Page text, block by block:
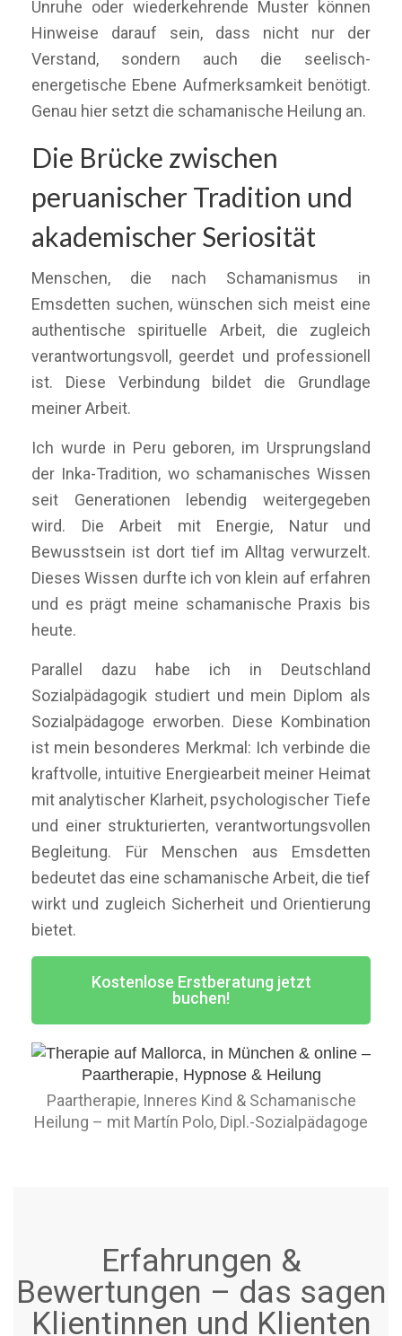
Unruhe oder wiederkehrende Muster können
Hinweise darauf sein, dass nicht nur der
Verstand, sondern auch die seelisch-
energetische Ebene Aufmerksamkeit benötigt.
Genau hier setzt die schamanische Heilung an.
Die Brücke zwischen
peruanischer Tradition und
akademischer Seriosität
Menschen, die nach Schamanismus in
Emsdetten suchen, wünschen sich meist eine
authentische spirituelle Arbeit, die zugleich
verantwortungsvoll, geerdet und professionell
ist. Diese Verbindung bildet die Grundlage
meiner Arbeit.
Ich wurde in Peru geboren, im Ursprungsland
der Inka-Tradition, wo schamanisches Wissen
seit Generationen lebendig weitergegeben
wird. Die Arbeit mit Energie, Natur und
Bewusstsein ist dort tief im Alltag verwurzelt.
Dieses Wissen durfte ich von klein auf erfahren
und es prägt meine schamanische Praxis bis
heute.
Parallel dazu habe ich in Deutschland
Sozialpädagogik studiert und mein Diplom als
Sozialpädagoge erworben. Diese Kombination
ist mein besonderes Merkmal: Ich verbinde die
kraftvolle, intuitive Energiearbeit meiner Heimat
mit analytischer Klarheit, psychologischer Tiefe
und einer strukturierten, verantwortungsvollen
Begleitung. Für Menschen aus Emsdetten
bedeutet das eine schamanische Arbeit, die tief
wirkt und zugleich Sicherheit und Orientierung
bietet.
Kostenlose Erstberatung jetzt
buchen!
Paartherapie, Inneres Kind & Schamanische
Heilung – mit Martín Polo, Dipl.-Sozialpädagoge
Erfahrungen &
Bewertungen – das sagen
Klientinnen und Klienten